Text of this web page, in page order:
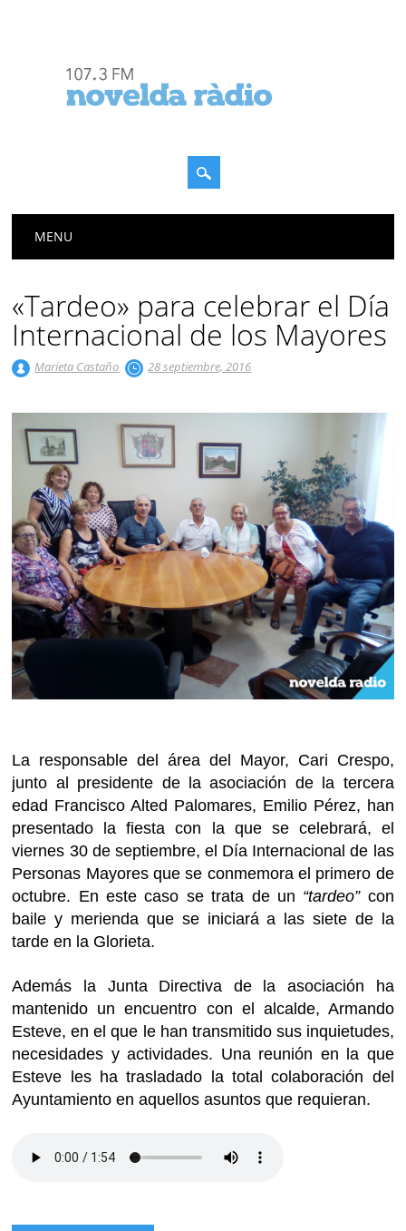
Menú principal
MENU
«Tardeo» para celebrar el Día
Internacional de los Mayores
Marieta Castaño 28 septiembre, 2016
La responsable del área del Mayor, Cari Crespo,
junto al presidente de la asociación de la tercera
edad Francisco Alted Palomares, Emilio Pérez, han
presentado la fiesta con la que se celebrará, el
viernes 30 de septiembre, el Día Internacional de las
Personas Mayores que se conmemora el primero de
octubre. En este caso se trata de un “tardeo” con
baile y merienda que se iniciará a las siete de la
tarde en la Glorieta.
Además la Junta Directiva de la asociación ha
mantenido un encuentro con el alcalde, Armando
Esteve, en el que le han transmitido sus inquietudes,
necesidades y actividades. Una reunión en la que
Esteve les ha trasladado la total colaboración del
Ayuntamiento en aquellos asuntos que requieran.